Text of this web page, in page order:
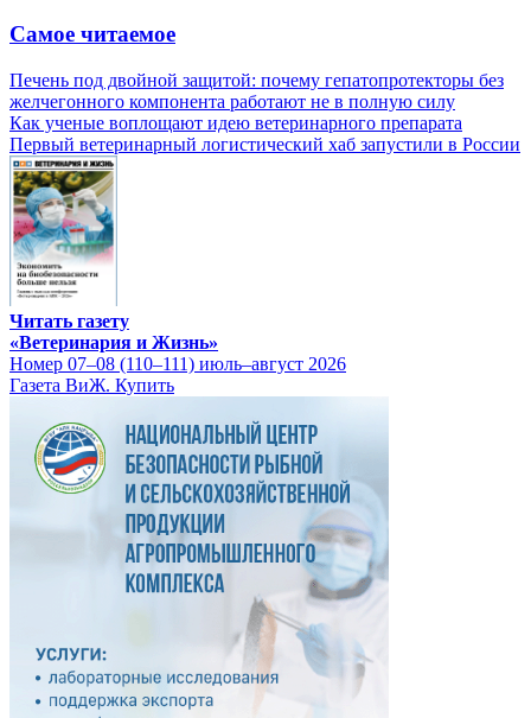
Самое читаемое
Печень под двойной защитой: почему гепатопротекторы без
желчегонного компонента работают не в полную силу
Как ученые воплощают идею ветеринарного препарата
Первый ветеринарный логистический хаб запустили в России
Читать газету
«Ветеринария и Жизнь»
Номер 07–08 (110–111) июль–август 2026
Газета ВиЖ. Купить